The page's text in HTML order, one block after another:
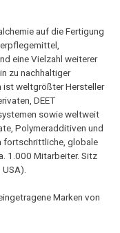
auf die Fertigung
eine Vielzahl weiterer
zu nachhaltiger
ist weltgrößter Hersteller
DEET
sowie weltweit
Polymeradditiven und
fortschrittliche, globale
1.000 Mitarbeiter. Sitz
Marken von